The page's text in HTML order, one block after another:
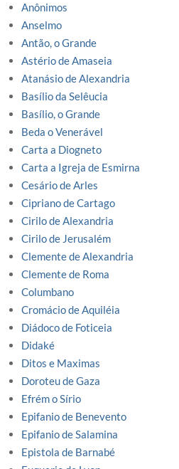
Anônimos
Anselmo
Antão, o Grande
Astério de Amaseia
Atanásio de Alexandria
Basílio da Selêucia
Basílio, o Grande
Beda o Venerável
Carta a Diogneto
Carta a Igreja de Esmirna
Cesário de Arles
Cipriano de Cartago
Cirilo de Alexandria
Cirilo de Jerusalém
Clemente de Alexandria
Clemente de Roma
Columbano
Cromácio de Aquiléia
Diádoco de Foticeia
Didaké
Ditos e Maximas
Doroteu de Gaza
Efrém o Sírio
Epifanio de Benevento
Epifanio de Salamina
Epistola de Barnabé